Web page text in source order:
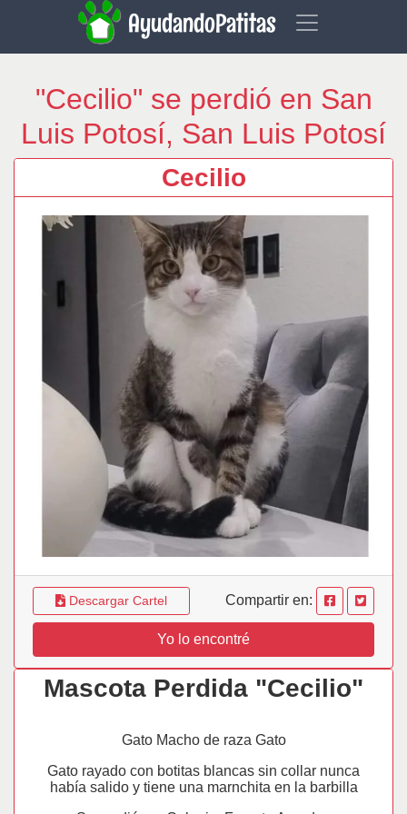
AyudandoPatitas
"Cecilio" se perdió en San
Luis Potosí, San Luis Potosí
Cecilio
Descargar Cartel Compartir en:
Yo lo encontré
Mascota Perdida "Cecilio"
Gato Macho de raza Gato
Gato rayado con botitas blancas sin collar nunca
había salido y tiene una marnchita en la barbilla